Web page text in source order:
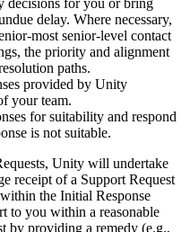
decisions for you or bring
delay. Where necessary,
most senior-level contact
the priority and alignment
paths.
provided by Unity
your team.
for suitability and respond
is not suitable.
Unity will undertake
receipt of a Support Request
the Initial Response
to you within a reasonable
by providing a remedy (e.g.,